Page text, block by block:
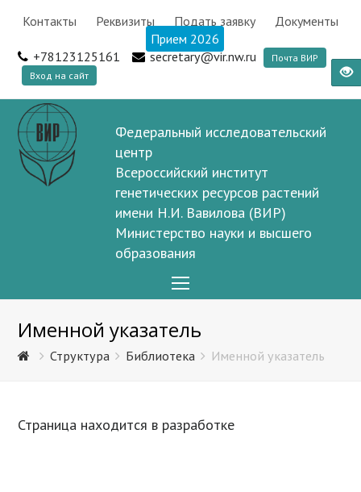
Контакты Реквизиты Подать заявку
Документы
Прием 2026
+78123125161
secretary@vir.nw.ru
Почта ВИР
Вход на сайт
Федеральный исследовательский
центр
Всероссийский институт
генетических ресурсов растений
имени Н.И. Вавилова (ВИР)
Министерство науки и высшего
образования
Menu
Именной указатель
Структура Библиотека Именной указатель
Страница находится в разработке